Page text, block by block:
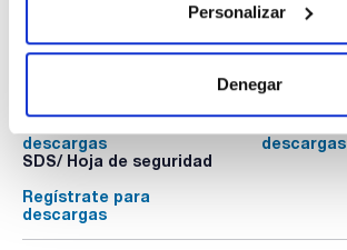
Personalizar
Denegar
Documentación técnica
descargas
COA
descargas
SDS/ Hoja de seguridad
Regístrate para
descargas